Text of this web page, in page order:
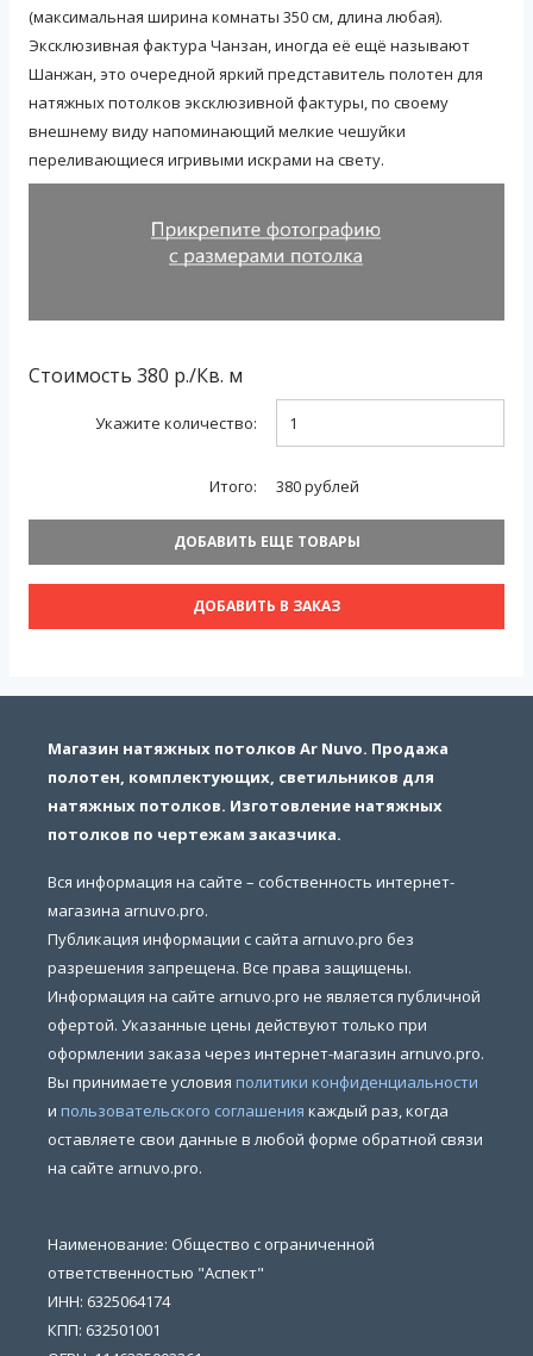
(максимальная ширина комнаты 350 см, длина любая).
Эксклюзивная фактура Чанзан, иногда её ещё называют
Шанжан, это очередной яркий представитель полотен для
натяжных потолков эксклюзивной фактуры, по своему
внешнему виду напоминающий мелкие чешуйки
переливающиеся игривыми искрами на свету.
Стоимость 380 р./Кв. м
Укажите количество:
Итого: 380рублей
ДОБАВИТЬ ЕЩЕ ТОВАРЫ
ДОБАВИТЬ В ЗАКАЗ
Магазин натяжных потолков Ar Nuvo. Продажа
полотен, комплектующих, светильников для
натяжных потолков. Изготовление натяжных
потолков по чертежам заказчика.
Вся информация на сайте – собственность интернет-
магазина arnuvo.pro.
Публикация информации с сайта arnuvo.pro без
разрешения запрещена. Все права защищены.
Информация на сайте arnuvo.pro не является публичной
офертой. Указанные цены действуют только при
оформлении заказа через интернет-магазин arnuvo.pro.
Вы принимаете условия политики конфиденциальности
и пользовательского соглашения каждый раз, когда
оставляете свои данные в любой форме обратной связи
на сайте arnuvo.pro.
Наименование: Общество с ограниченной
ответственностью "Аспект"
ИНН: 6325064174
КПП: 632501001